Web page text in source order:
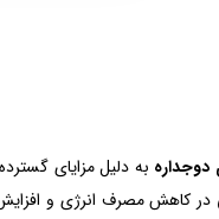
به دلیل مزایای
کاهش مصرف انرژی و افزایش